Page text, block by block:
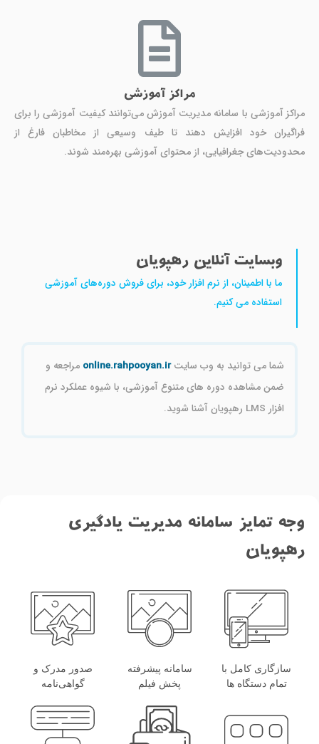
مراکز آموزشی
مراکز آموزشی با سامانه مدیریت آموزش می‌توانند کیفیت آموزشی را برای
فراگیران خود افزایش دهند تا طیف وسیعی از مخاطبان فارغ از
محدودیت‌های جغرافیایی، از محتوای آموزشی بهره‌مند شوند.
وبسایت آنلاین رهپویان
ما با اطمینان، از نرم افزار خود، برای فروش دوره‌های آموزشی
استفاده می کنیم.
شما می توانید به وب سایتonline.rahpooyan.ir مراجعه و
ضمن مشاهده دوره های متنوع آموزشی، با شیوه عملکرد نرم
افزار LMS رهپویان آشنا شوید.
وجه تمایز سامانه مدیریت یادگیری
رهپویان
سازگاری کامل با
تمام دستگاه ها
سامانه پیشرفته
پخش فیلم
صدور مدرک و
گواهی‌نامه